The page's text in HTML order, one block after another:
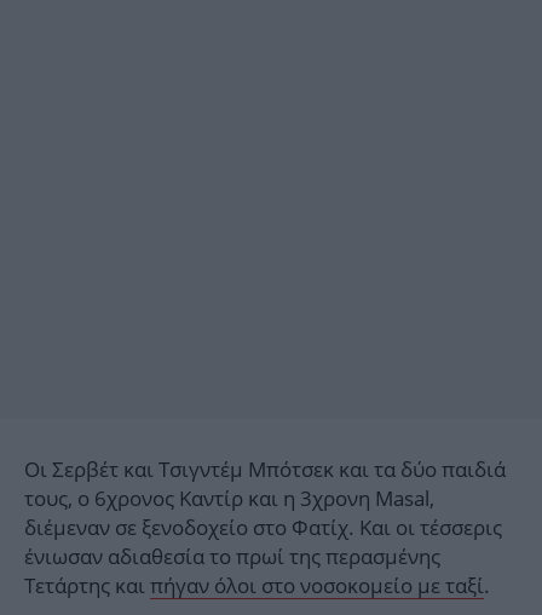
Οι Σερβέτ και Τσιγντέμ Μπότσεκ και τα δύο παιδιά
τους, ο 6χρονος Καντίρ και η 3χρονη Μasal,
διέμεναν σε ξενοδοχείο στο Φατίχ. Και οι τέσσερις
ένιωσαν αδιαθεσία το πρωί της περασμένης
Τετάρτης καιπήγαν όλοι στο νοσοκομείο με ταξί.